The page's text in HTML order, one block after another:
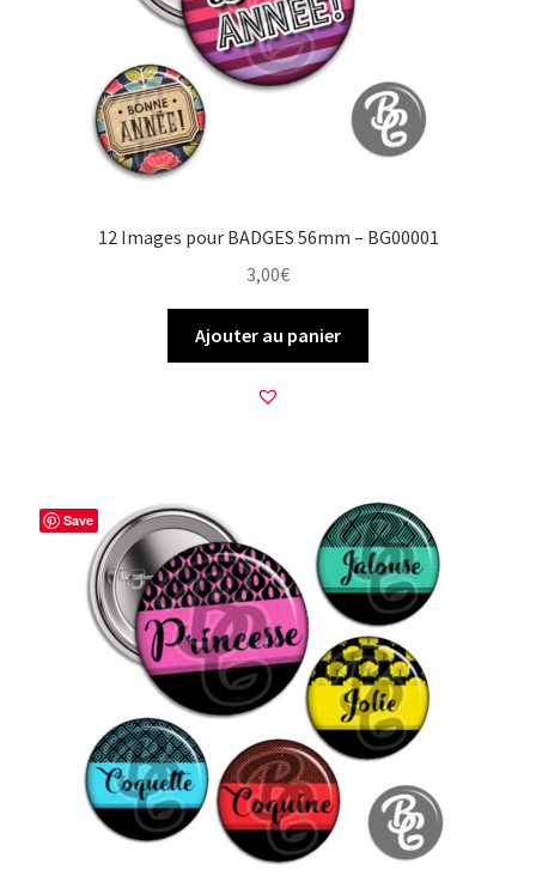
12 Images pour BADGES 56mm – BG00001
3,00€
Ajouter au panier
Save